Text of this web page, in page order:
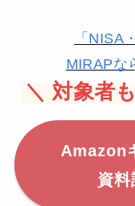
「NISA
MIRAPな
＼ 対象者
Amazon
資料